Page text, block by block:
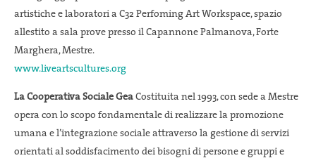
artistiche e laboratori a C32 Perfoming Art Workspace, spazio
allestito a sala prove presso il Capannone Palmanova, Forte
Marghera, Mestre.
www.liveartscultures.org
La Cooperativa Sociale Gea Costituita nel 1993, con sede a Mestre
opera con lo scopo fondamentale di realizzare la promozione
umana e l’integrazione sociale attraverso la gestione di servizi
orientati al soddisfacimento dei bisogni di persone e gruppi e